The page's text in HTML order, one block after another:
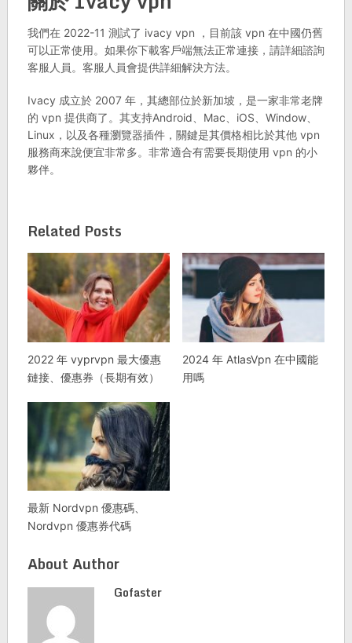
我們在 2022-11 測試了 ivacy vpn ，目前該 vpn 在中國仍舊
可以正常使用。如果你下載客戶端無法正常連接，請詳細諮詢
客服人員。客服人員會提供詳細解決方法。
Ivacy 成立於 2007 年，其總部位於新加坡，是一家非常老牌
的 vpn 提供商了。其支持Android、Mac、iOS、Window、
Linux，以及各種瀏覽器插件，關鍵是其價格相比於其他 vpn
服務商來說便宜非常多。非常適合有需要長期使用 vpn 的小
夥伴。
Related Posts
2022 年 vyprvpn 最大優惠
鏈接、優惠券（長期有效）
2024 年 AtlasVpn 在中國能
用嗎
最新 Nordvpn 優惠碼、
Nordvpn 優惠券代碼
About Author
Gofaster